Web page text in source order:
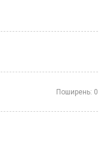
Поширень: 0